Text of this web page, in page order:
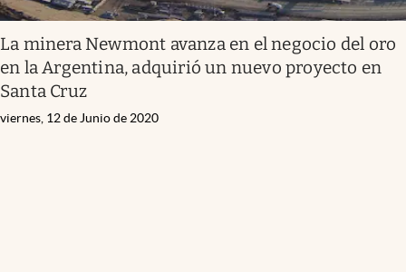
La minera Newmont avanza en el negocio del oro
en la Argentina, adquirió un nuevo proyecto en
Santa Cruz
viernes, 12 de Junio de 2020